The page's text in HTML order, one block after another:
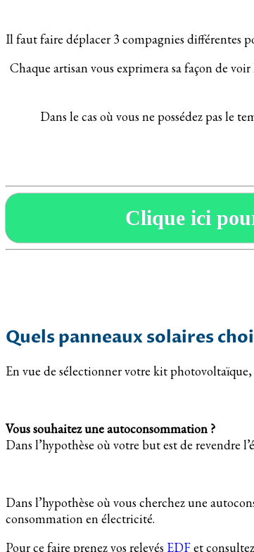
Il faut faire déplacer 3 compagnies différentes
Chaque artisan vous exprimera sa façon de
Dans le cas où vous ne possédez pas le
Clique ici
Quels panneaux solaires
En vue de sélectionner votre kit
Vous souhaitez une autoconsommation ?
Dans l’hypothèse où votre but est de revendre
Dans l’hypothèse où vous cherchez une
consommation en électricité.
Pour ce faire prenez vos relevés EDFet